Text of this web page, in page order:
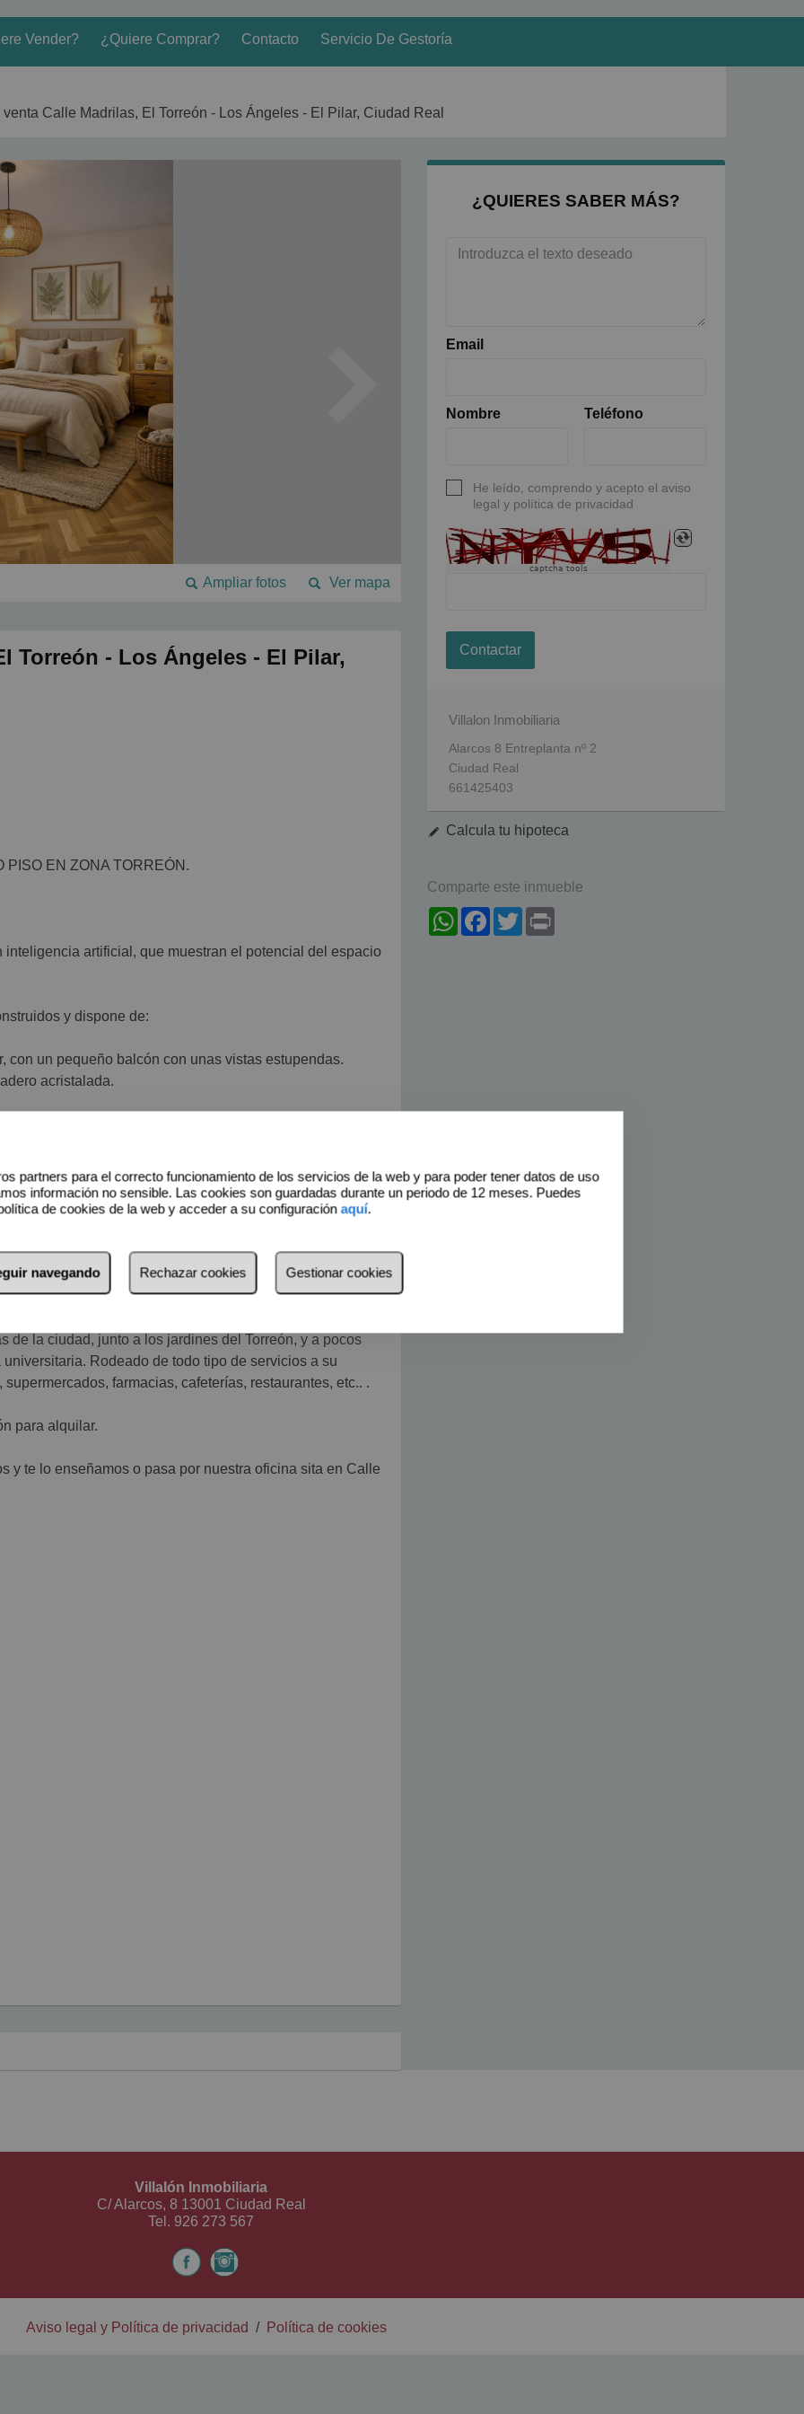
Vender? ¿Quiere Comprar? Contacto Servicio De Gestoría
venta Calle Madrilas, El Torreón - Los Ángeles - El Pilar, Ciudad Real
Ver mapa
Ampliar fotos
Torreón - Los Ángeles - El Pilar,
PISO EN ZONA TORREÓN.
artificial, que muestran el potencial del espacio
y dispone de:
un pequeño balcón con unas vistas estupendas.
acristalada.
nueva con 10años de garantía) y dispone de aire
de roble, y ventanas con climalt.
arquitectónicas y dos ascensores.
de la ciudad, junto a los jardines del Torreón, y a pocos
Rodeado de todo tipo de servicios a su
farmacias, cafeterías, restaurantes, etc.. .
para alquilar.
y te lo enseñamos o pasa por nuestra oficina sita en Calle
¿QUIERES SABER MÁS?
Email
Nombre Teléfono
He leído, comprendo y acepto el aviso
legal y política de privacidad
captcha tools
Contactar
Villalon Inmobiliaria
Alarcos 8 Entreplanta nº 2
Ciudad Real
661425403
Calcula tu hipoteca
Comparte este inmueble
WhatsAppFacebook
Twitter
Villalón Inmobiliaria
C/ Alarcos, 8 13001 Ciudad Real
Tel. 926 273 567
Aviso legal y Política de privacidad / Política de cookies
partners para el correcto funcionamiento de los servicios de la web y para poder tener datos de uso
información no sensible. Las cookies son guardadas durante un periodo de 12 meses. Puedes
de cookies de la web y acceder a su configuraciónaquí.
navegando Rechazar cookies Gestionar cookies